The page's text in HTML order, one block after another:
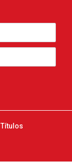
Títulos